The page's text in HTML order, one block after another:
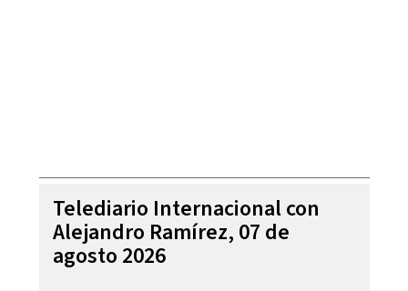
Telediario Internacional con
Alejandro Ramírez, 07 de
agosto 2026